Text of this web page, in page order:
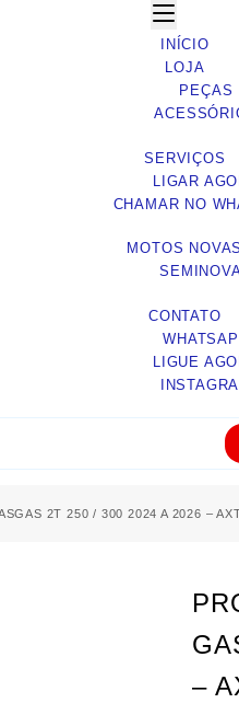
INÍCIO
LOJA
PEÇAS
SERVIÇOS
LIGAR
CHAMAR NO
MOTOS NOVAS
CONTATO
LIGUE
2T 250 / 300 2024 A 2026 –
–